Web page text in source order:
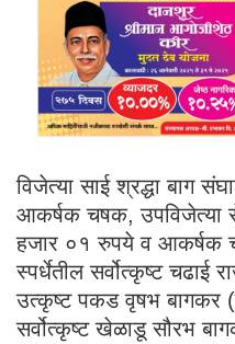
विजेत्या साई श्रद्धा बाग
आकर्षक चषक, उपविजेत्या
हजार ०१ रुपये व आकर्षक
स्पर्धेतील सर्वोत्कृष्ट
उत्कृष्ट पकड वृषभ बागकर
सर्वोत्कृष्ट खेळाडू सौरभ